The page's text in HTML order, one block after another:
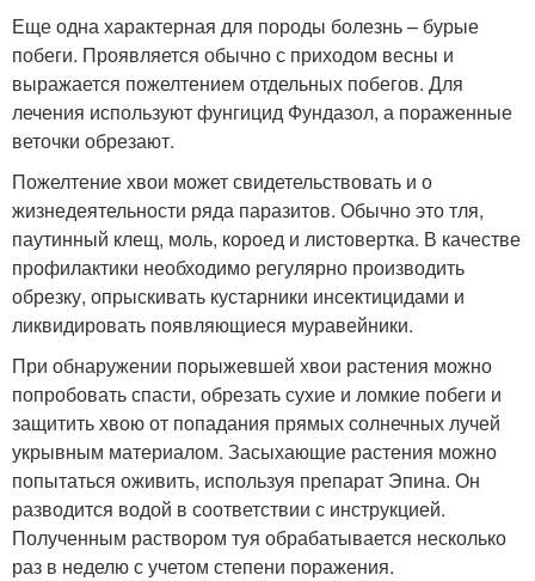
Еще одна характерная для породы болезнь – бурые
побеги. Проявляется обычно с приходом весны и
выражается пожелтением отдельных побегов. Для
лечения используют фунгицид Фундазол, а пораженные
веточки обрезают.
Пожелтение хвои может свидетельствовать и о
жизнедеятельности ряда паразитов. Обычно это тля,
паутинный клещ, моль, короед и листовертка. В качестве
профилактики необходимо регулярно производить
обрезку, опрыскивать кустарники инсектицидами и
ликвидировать появляющиеся муравейники.
При обнаружении порыжевшей хвои растения можно
попробовать спасти, обрезать сухие и ломкие побеги и
защитить хвою от попадания прямых солнечных лучей
укрывным материалом. Засыхающие растения можно
попытаться оживить, используя препарат Эпина. Он
разводится водой в соответствии с инструкцией.
Полученным раствором туя обрабатывается несколько
раз в неделю с учетом степени поражения.